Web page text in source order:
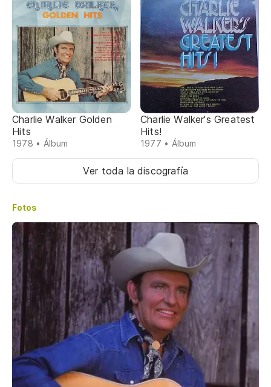
Charlie Walker Golden
Hits
1978 • Álbum
Charlie Walker's Greatest
Hits!
1977 • Álbum
Ver toda la discografía
Fotos